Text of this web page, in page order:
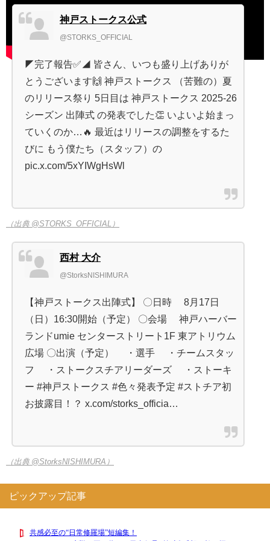
神戸ストークス公式
@STORKS_OFFICIAL
◤完了報告✅◢ 皆さん、いつも盛り上げありが
とうございます🙌 神戸ストークス （苦難の）夏
のリリース祭り 5日目は 神戸ストークス 2025-26
シーズン 出陣式 の発表でした👏 いよいよ始まっ
ていくのか…🔥 最近はリリースの調整をするた
びに もう僕たち（スタッフ）の
pic.x.com/5xYIWgHsWl
（出典 @STORKS_OFFICIAL）
西村 大介
@StorksNISHIMURA
【神戸ストークス出陣式】 〇日時 8月17日
（日）16:30開始（予定） 〇会場 神戸ハーバー
ランドumie センターストリート1F 東アトリウム
広場 〇出演（予定） ・選手 ・チームスタッ
フ ・ストークスチアリーダーズ ・ストーキ
ー #神戸ストークス #色々発表予定 #ストチア初
お披露目！？ x.com/storks_officia…
（出典 @StorksNISHIMURA）
ピックアップ記事